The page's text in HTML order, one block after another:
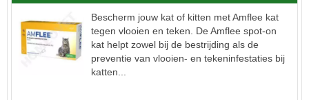
Bescherm jouw kat of kitten met Amflee kat
tegen vlooien en teken. De Amflee spot-on
kat helpt zowel bij de bestrijding als de
preventie van vlooien- en tekeninfestaties bij
katten...